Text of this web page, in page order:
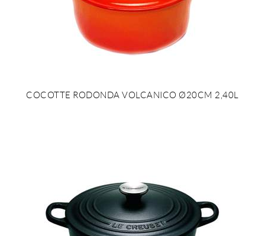
COCOTTE RODONDA VOLCANICO Ø20CM 2,40L